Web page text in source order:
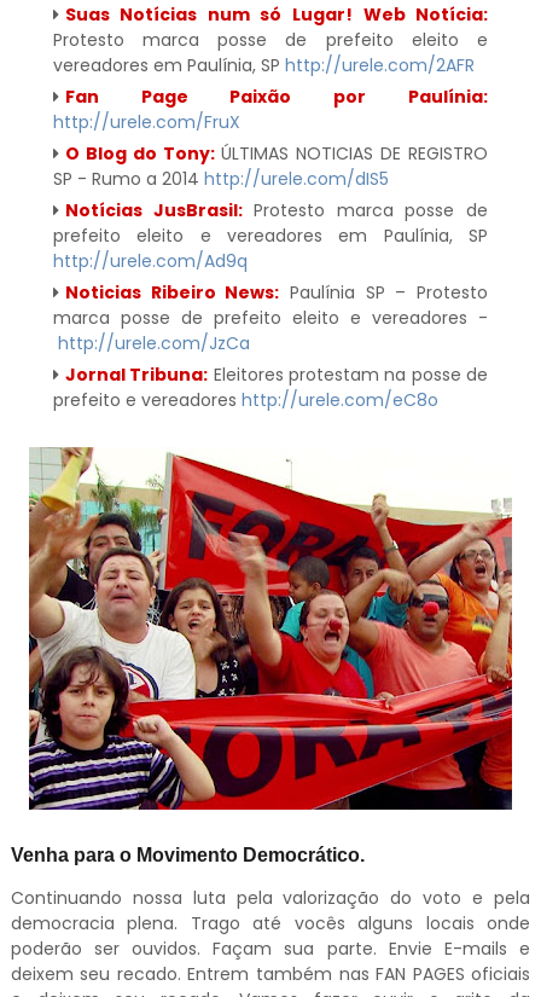
Suas Notícias num só Lugar! Web Notícia:
Protesto marca posse de prefeito eleito e
vereadores em Paulínia, SP http://urele.com/2AFR
Fan Page Paixão por Paulínia:
http://urele.com/FruX
O Blog do Tony:ÚLTIMAS NOTICIAS DE REGISTRO
SP - Rumo a 2014 http://urele.com/dIS5
Notícias JusBrasil:Protesto marca posse de
prefeito eleito e vereadores em Paulínia, SP
http://urele.com/Ad9q
Noticias Ribeiro News: Paulínia SP – Protesto
marca posse de prefeito eleito e vereadores -
http://urele.com/JzCa
Jornal Tribuna: Eleitores protestam na posse de
prefeito e vereadores http://urele.com/eC8o
Venha para o Movimento Democrático.
Continuando nossa luta pela valorização do voto e pela
democracia plena. Trago até vocês alguns locais onde
poderão ser ouvidos. Façam sua parte. Envie E-mails e
deixem seu recado. Entrem também nas FAN PAGES oficiais